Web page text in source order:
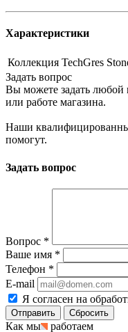
Характеристики
Коллекция TechGres
Задать вопрос
Вы можете задать любой
или работе магазина.
Наши
помогут.
Задать вопрос
Вопрос *
Ваше имя *
Телефон *
E-mail
Я согласен на
Сбросить
Как мы
работаем